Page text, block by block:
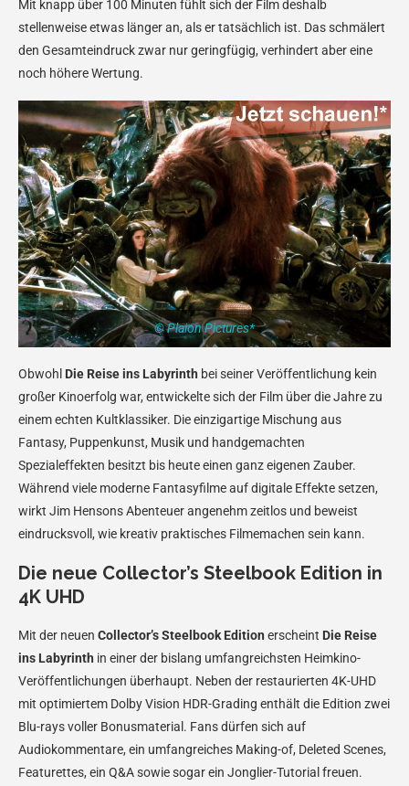
Mit knapp über 100 Minuten fühlt sich der Film deshalb
stellenweise etwas länger an, als er tatsächlich ist. Das schmälert
den Gesamteindruck zwar nur geringfügig, verhindert aber eine
noch höhere Wertung.
© Plaion Pictures*
Obwohl Die Reise ins Labyrinth bei seiner Veröffentlichung kein
großer Kinoerfolg war, entwickelte sich der Film über die Jahre zu
einem echten Kultklassiker. Die einzigartige Mischung aus
Fantasy, Puppenkunst, Musik und handgemachten
Spezialeffekten besitzt bis heute einen ganz eigenen Zauber.
Während viele moderne Fantasyfilme auf digitale Effekte setzen,
wirkt Jim Hensons Abenteuer angenehm zeitlos und beweist
eindrucksvoll, wie kreativ praktisches Filmemachen sein kann.
Die neue Collector’s Steelbook Edition in
4K UHD
Mit der neuen Collector’s Steelbook Edition erscheint Die Reise
ins Labyrinth in einer der bislang umfangreichsten Heimkino-
Veröffentlichungen überhaupt. Neben der restaurierten 4K-UHD
mit optimiertem Dolby Vision HDR-Grading enthält die Edition zwei
Blu-rays voller Bonusmaterial. Fans dürfen sich auf
Audiokommentare, ein umfangreiches Making-of, Deleted Scenes,
Featurettes, ein Q&A sowie sogar ein Jonglier-Tutorial freuen.